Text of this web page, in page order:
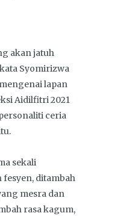
akan jatuh
Syomirizwa
lapan
Aidilfitri 2021
ceria
sekali
ditambah
mesra dan
rasa kagum,